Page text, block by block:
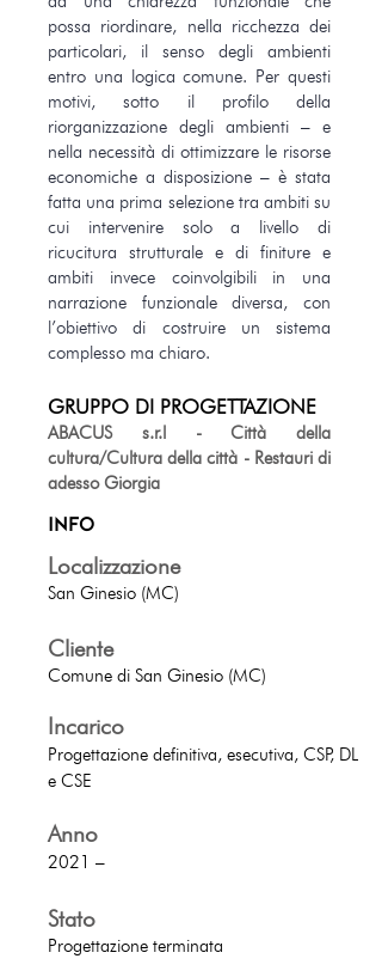
possa riordinare, nella ricchezza dei
particolari, il senso degli ambienti
entro una logica comune. Per questi
motivi, sotto il profilo della
riorganizzazione degli ambienti – e
nella necessità di ottimizzare le risorse
economiche a disposizione – è stata
fatta una prima selezione tra ambiti su
cui intervenire solo a livello di
ricucitura strutturale e di finiture e
ambiti invece coinvolgibili in una
narrazione funzionale diversa, con
l’obiettivo di costruire un sistema
complesso ma chiaro.
GRUPPO DI PROGETTAZIONE
ABACUS s.r.l - Città della
cultura/Cultura della città - Restauri di
adesso Giorgia
INFO
Localizzazione
San Ginesio (MC)
Cliente
Comune di San Ginesio (MC)
Incarico
Progettazione definitiva, esecutiva, CSP, DL
e CSE
Anno
2021 –
Stato
Progettazione terminata